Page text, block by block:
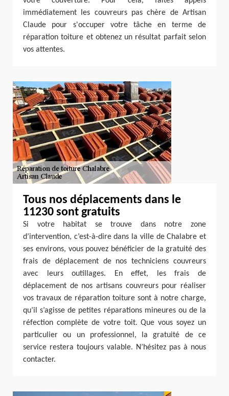
immédiatement les couvreurs pas chère de Artisan
Claude pour s'occuper votre tâche en terme de
réparation toiture et obtenez un résultat parfait selon
vos attentes.
Tous nos déplacements dans le
11230 sont gratuits
Si votre habitat se trouve dans notre zone
d’intervention, c’est-à-dire dans la ville de Chalabre et
ses environs, vous pouvez bénéficier de la gratuité des
frais de déplacement de nos techniciens couvreurs
avec leurs outillages. En effet, les frais de
déplacement de nos artisans couvreurs pour réaliser
vos travaux de réparation toiture sont à notre charge,
qu’il s’agisse de petites réparations mineures ou de la
réfection complète de votre toit. Que vous soyez un
particulier ou un professionnel, la gratuité de ce
service restera toujours valable. N’hésitez pas à nous
contacter.